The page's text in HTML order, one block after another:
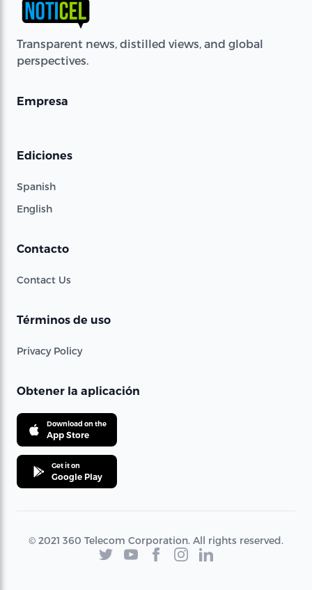
Transparent news, distilled views, and global
perspectives.
Empresa
Ediciones
Spanish
English
Contacto
Contact Us
Términos de uso
Privacy Policy
Obtener la aplicación
Download on the
App Store
Get it on
Google Play
© 2021 360 Telecom Corporation. All rights reserved.